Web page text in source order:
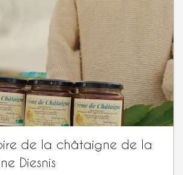
de la châtaigne de la
Diesnis